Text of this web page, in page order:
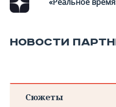
НОВОСТИ
Сюжеты